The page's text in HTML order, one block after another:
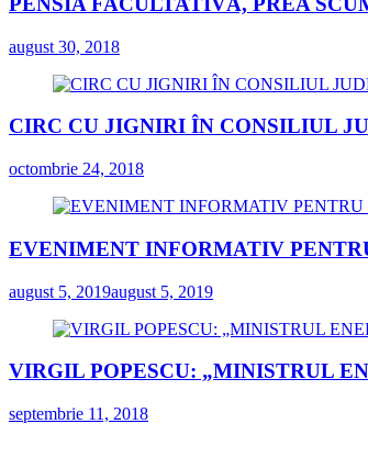
august 30, 2018
CIRC CU JIGNIRI ÎN CONSILIUL
octombrie 24, 2018
EVENIMENT INFORMATIV
august 5, 2019august 5, 2019
VIRGIL POPESCU: „MINISTRUL
septembrie 11, 2018